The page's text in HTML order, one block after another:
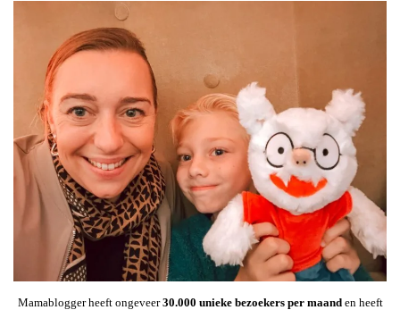
Mamablogger heeft ongeveer30.000 unieke bezoekers per maanden heeft